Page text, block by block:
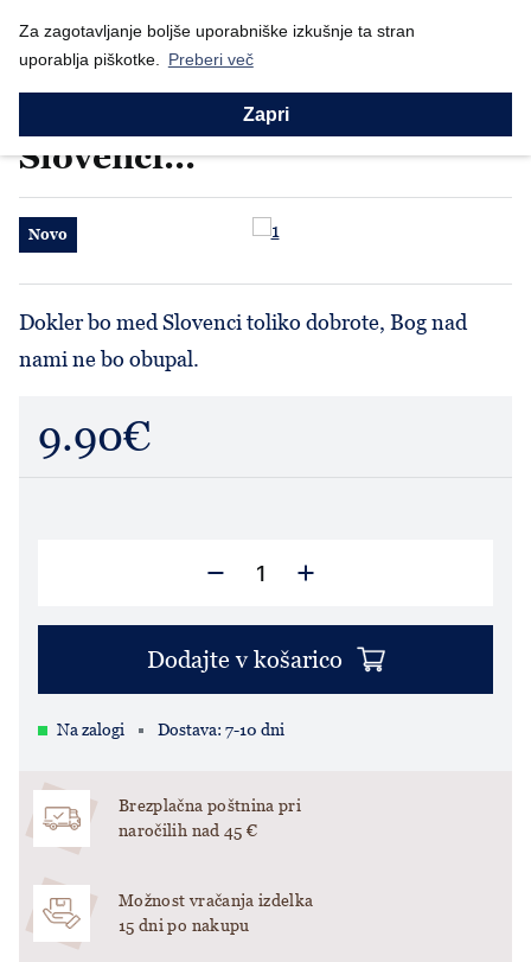
Za zagotavljanje boljše uporabniške izkušnje ta stran
uporablja piškotke.
Preberi več
Zapri
Nazaj
Prodajni program Za lepši dom Skodelice Skodelica "Dokler bo...
Skodelica "Dokler bo med
Slovenci..."
Novo
Dokler bo med Slovenci toliko dobrote, Bog nad
nami ne bo obupal.
9.90€
Dodajte v košarico
Na zalogi Dostava: 7-10 dni
Brezplačna poštnina pri
naročilih nad 45 €
Možnost vračanja izdelka
15 dni po nakupu